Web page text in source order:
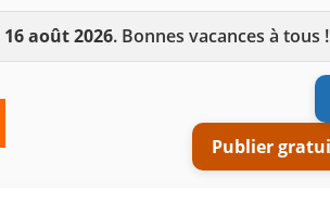
16 août 2026. Bonnes vacances à tous !
Publier